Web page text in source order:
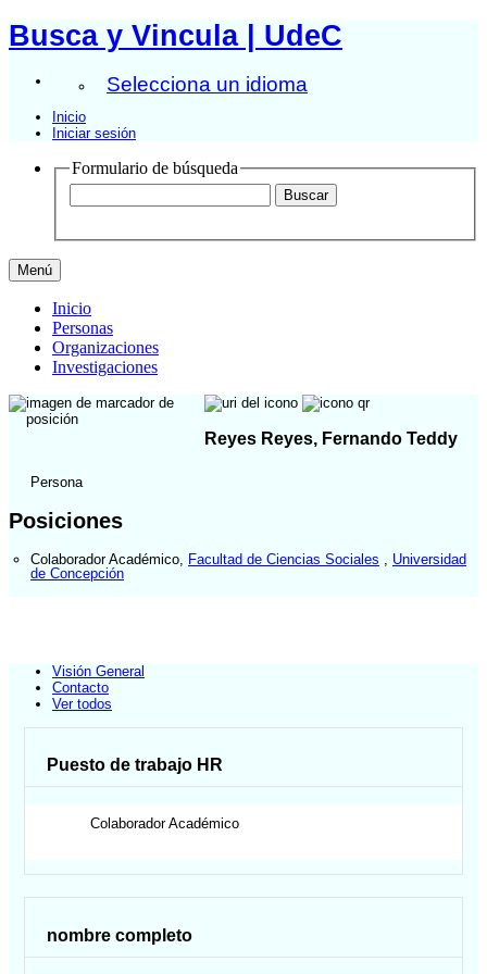
Busca y Vincula | UdeC
Selecciona un idioma
Inicio
Iniciar sesión
Formulario de búsqueda
Menú
Inicio
Personas
Organizaciones
Investigaciones
Reyes Reyes, Fernando Teddy
Persona
Posiciones
Colaborador Académico Facultad de Ciencias Sociales
Universidad
de Concepción
Visión General
Contacto
Ver todos
Puesto de trabajo HR
Colaborador Académico
nombre completo